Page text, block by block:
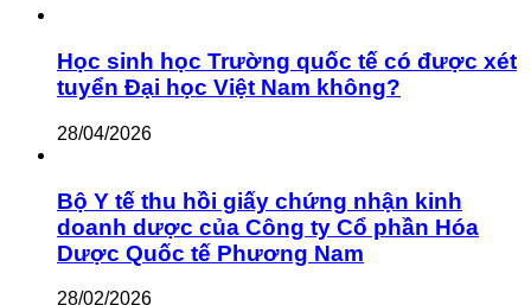
Học sinh học Trường quốc tế có được xét
tuyển Đại học Việt Nam không?
28/04/2026
Bộ Y tế thu hồi giấy chứng nhận kinh
doanh dược của Công ty Cổ phần Hóa
Dược Quốc tế Phương Nam
28/02/2026